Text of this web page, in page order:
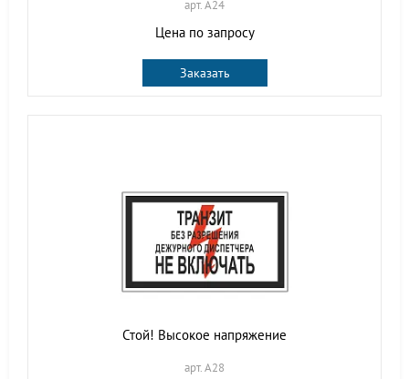
арт. A24
Цена по запросу
Заказать
Стой! Высокое напряжение
арт. A28